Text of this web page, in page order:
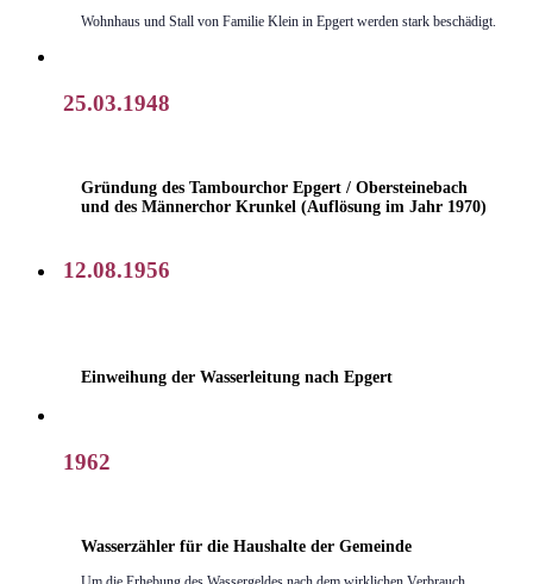
Wohnhaus und Stall von Familie Klein in Epgert werden stark beschädigt.
25.03.1948
Gründung des Tambourchor Epgert / Obersteinebach
und des Männerchor Krunkel (Auflösung im Jahr 1970)
12.08.1956
Einweihung der Wasserleitung nach Epgert
1962
Wasserzähler für die Haushalte der Gemeinde